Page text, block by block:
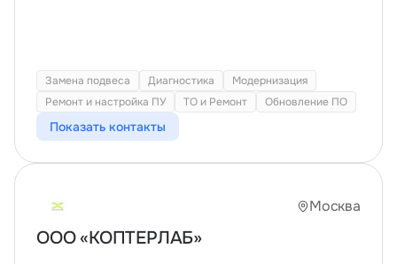
Замена подвеса Диагностика
Модернизация
Ремонт и настройка ПУ
ТО и Ремонт Обновление ПО
Показать контакты
Москва
ООО «КОПТЕРЛАБ»